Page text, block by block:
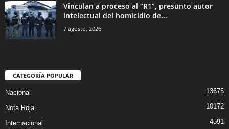
Vinculan a proceso al “R1”, presunto autor
intelectual del homicidio de...
7 agosto, 2026
CATEGORÍA POPULAR
Nacional 13675
Nota Roja 10172
Internacional 4591